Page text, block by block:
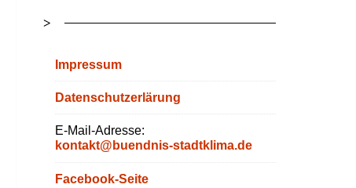
>
Impressum
Datenschutzerlärung
E-Mail-Adresse:
kontakt@buendnis-stadtklima.de
Facebook-Seite